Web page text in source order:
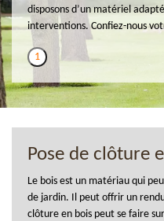
disposons d’un matériel
interventions. Confiez-nous
1
Pose de clôture
Le bois est un matériau qui
de jardin. Il peut offrir un
clôture en bois peut se faire